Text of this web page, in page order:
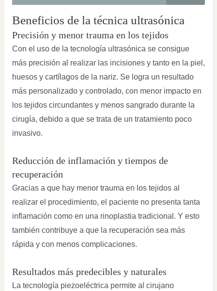
Beneficios de la técnica ultrasónica
Precisión y menor trauma en los tejidos
Con el uso de la tecnología ultrasónica se consigue
más precisión al realizar las incisiones y tanto en la piel,
huesos y cartílagos de la nariz. Se logra un resultado
más personalizado y controlado, con menor impacto en
los tejidos circundantes y menos sangrado durante la
cirugía, debido a que se trata de un tratamiento poco
invasivo.
Reducción de inflamación y tiempos de
recuperación
Gracias a que hay menor trauma en los tejidos al
realizar el procedimiento, el paciente no presenta tanta
inflamación como en una rinoplastia tradicional. Y esto
también contribuye a que la recuperación sea más
rápida y con menos complicaciones.
Resultados más predecibles y naturales
La tecnología piezoeléctrica permite al cirujano